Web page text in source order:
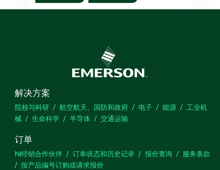
解决方案
院校与科研 航空航天、国防和政府 电子 能源
工业机
械
生命科学 半导体 交通运输
订单
NI经销合作伙伴 订单状态和历史记录 报价查询
服务条款
按产品编号订购或请求报价